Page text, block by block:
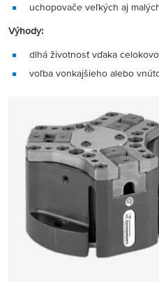
uchopovače veľkých aj
Výhody:
dlhá životnosť vďaka
voľba vonkajšieho alebo